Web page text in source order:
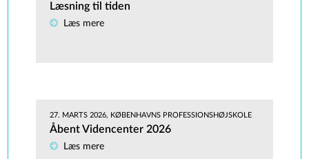
Læsning til tiden
Læs mere
27. MARTS 2026, KØBENHAVNS PROFESSIONSHØJSKOLE
Åbent Videncenter 2026
Læs mere